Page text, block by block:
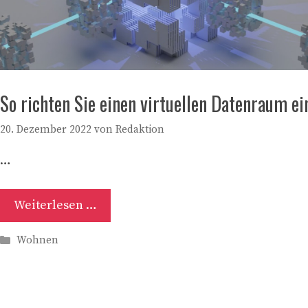
So richten Sie einen virtuellen Datenraum
20. Dezember 2022 von Redaktion
…
Weiterlesen …
Kategorien
Wohnen